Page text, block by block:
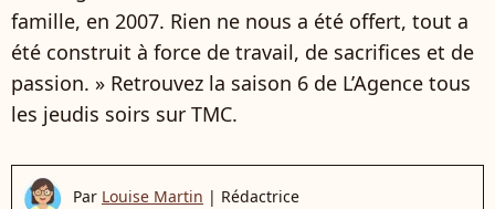
famille, en 2007. Rien ne nous a été offert, tout a
été construit à force de travail, de sacrifices et de
passion. » Retrouvez la saison 6 de L’Agence tous
les jeudis soirs sur TMC.
Par Louise Martin | Rédactrice